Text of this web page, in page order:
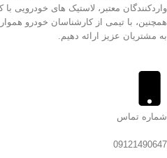
واردکنندگان معتبر، لاستیک های خودرویی با
همچنین، با تیمی از کارشناسان خودرو
به مشتریان عزیز ارائه دهیم.
شماره تماس
09121490647